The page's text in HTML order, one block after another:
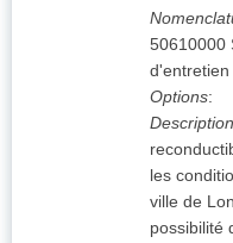
50610000
Options:
les
ville de
possibilité